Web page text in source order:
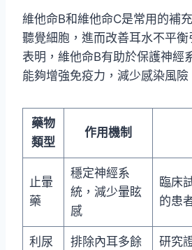
維他命B和維他命C是常用的補
聽覺細胞，進而改善耳水不平
表明，維他命B有助於保護神經
能夠增強免疫力，減少感染風險
藥物
類型
作用機制
止暈
藥
穩定神經系
統，減少暈眩
感
臨床
的患
利尿
排除內耳多餘
研究